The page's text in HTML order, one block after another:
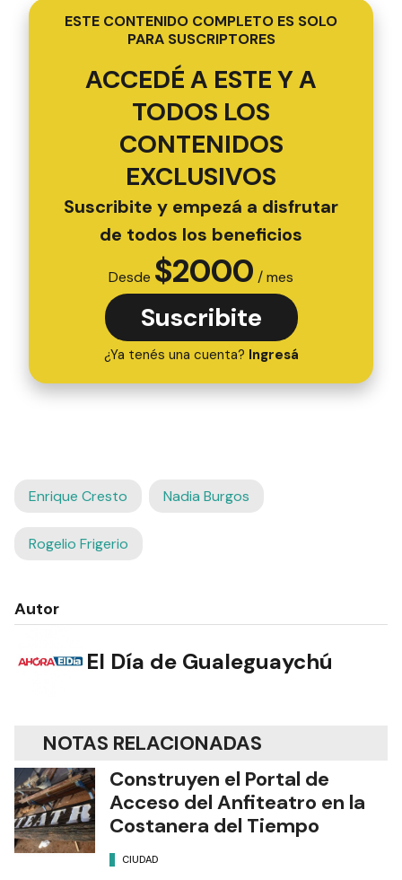
ESTE CONTENIDO COMPLETO ES SOLO
PARA SUSCRIPTORES
ACCEDÉ A ESTE Y A
TODOS LOS
CONTENIDOS
EXCLUSIVOS
Suscribite y empezá a disfrutar
de todos los beneficios
Desde $2000 / mes
Suscribite
¿Ya tenés una cuenta? Ingresá
Enrique Cresto Nadia Burgos
Rogelio Frigerio
Autor
El Día de Gualeguaychú
NOTAS RELACIONADAS
Construyen el Portal de
Acceso del Anfiteatro en la
Costanera del Tiempo
CIUDAD